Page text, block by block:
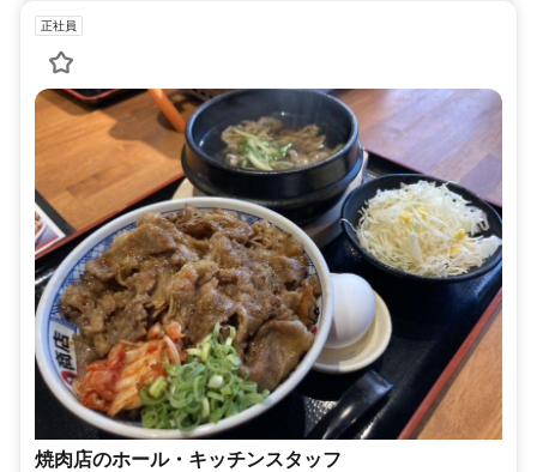
正社員
焼肉店のホール・キッチンスタッフ